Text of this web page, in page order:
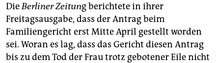
DieBerliner Zeitung berichtete in ihrer
Freitagsausgabe, dass der Antrag beim
Familiengericht erst Mitte April gestellt worden
sei. Woran es lag, dass das Gericht diesen Antrag
bis zu dem Tod der Frau trotz gebotener Eile nicht